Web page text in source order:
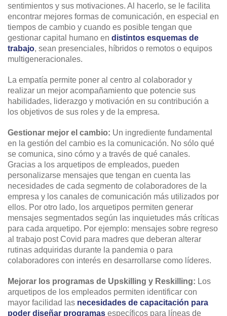
sentimientos y sus motivaciones. Al hacerlo, se le facilita
encontrar mejores formas de comunicación, en especial en
tiempos de cambio y cuando es posible tengan que
gestionar capital humano en distintos esquemas de
trabajo, sean presenciales, híbridos o remotos o equipos
multigeneracionales.
La empatía permite poner al centro al colaborador y
realizar un mejor acompañamiento que potencie sus
habilidades, liderazgo y motivación en su contribución a
los objetivos de sus roles y de la empresa.
Gestionar mejor el cambio: Un ingrediente fundamental
en la gestión del cambio es la comunicación. No sólo qué
se comunica, sino cómo y a través de qué canales.
Gracias a los arquetipos de empleados, pueden
personalizarse mensajes que tengan en cuenta las
necesidades de cada segmento de colaboradores de la
empresa y los canales de comunicación más utilizados por
ellos. Por otro lado, los arquetipos permiten generar
mensajes segmentados según las inquietudes más críticas
para cada arquetipo. Por ejemplo: mensajes sobre regreso
al trabajo post Covid para madres que deberan alterar
rutinas adquiridas durante la pandemia o para
colaboradores con interés en desarrollarse como líderes.
Mejorar los programas de Upskilling y Reskilling: Los
arquetipos de los empleados permiten identificar con
mayor facilidad las necesidades de capacitación para
poder diseñar programas específicos para líneas de